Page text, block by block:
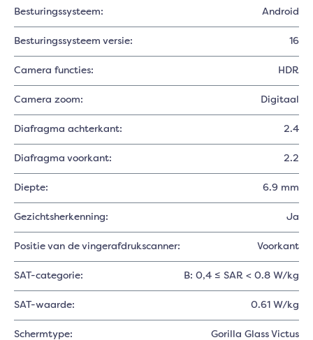
Besturingssysteem: Android
Besturingssysteem versie: 16
Camera functies: HDR
Camera zoom: Digitaal
Diafragma achterkant: 2.4
Diafragma voorkant: 2.2
Diepte: 6.9 mm
Gezichtsherkenning: Ja
Positie van de vingerafdrukscanner: Voorkant
SAT-categorie: B: 0,4 ≤ SAR < 0.8 W/kg
SAT-waarde: 0.61 W/kg
Schermtype: Gorilla Glass Victus